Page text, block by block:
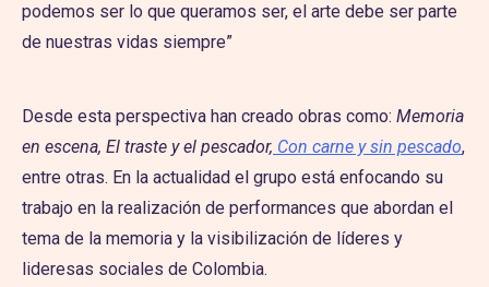
podemos ser lo que queramos ser, el arte debe ser parte
de nuestras vidas siempre”
Desde esta perspectiva han creado obras como: Memoria
en escena, El traste y el pescador, Con carne y sin pescado,
entre otras. En la actualidad el grupo está enfocando su
trabajo en la realización de performances que abordan el
tema de la memoria y la visibilización de líderes y
lideresas sociales de Colombia.